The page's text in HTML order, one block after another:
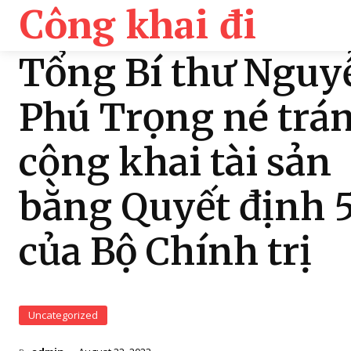
Công khai đi
Tổng Bí thư
Phú Trọng né
công khai tài sản
bằng Quyết định
của Bộ Chính trị
Uncategorized